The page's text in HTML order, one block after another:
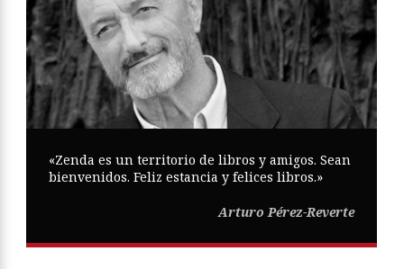
«Zenda es un territorio de libros y amigos. Sean
bienvenidos. Feliz estancia y felices libros.»
Arturo Pérez-Reverte